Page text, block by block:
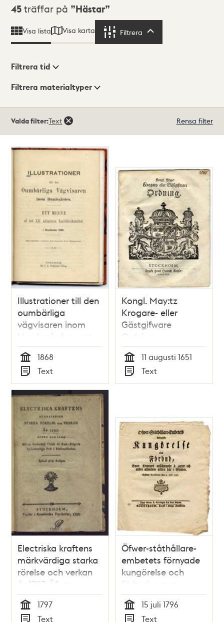
Sökresultat
45 träffar på Hästar
Visa lista Visa karta Filtrera
Visningsläge
Filtrera tid
Filtrera materialtyper
träffar
Valda filter:Text Rensa filter
Illustrationer till den
oumbärliga
vägvisaren inom
Humlegården : ett
minne af det XII
Allmänna
Landtbruksmötet i
Stockholm 1868
Tid
1868
Typ
Text
Kongl. May:tz
Krogare- eller
Gästgifware
Ordning.
Tid
11 augusti 1651
Typ
Text
Electriska kraftens
märkvärdiga starka
rörelse och verkan
år 1797. Äfven
anmärkd såsom
förmodad orsak til
katt-slägtets
Tid
1797
Text
Öfwer-ståthållare-
embetets förnyade
kungörelse och
förbud, emot
kreaturs
utsläppande å
gator och andre
Tid
15 juli 1796
Text